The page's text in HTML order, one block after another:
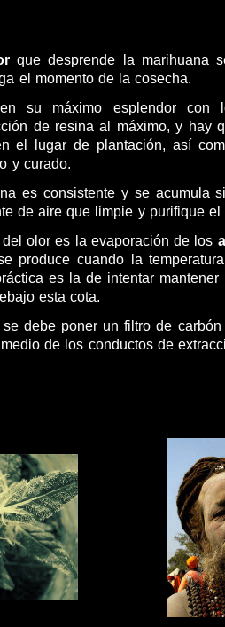
que desprende la marihuana
el momento de la cosecha.
su máximo esplendor con
de resina al máximo, y hay
el lugar de plantación, así
y curado.
es consistente y se acumula
de aire que limpie y purifique el
olor es la evaporación de los
produce cuando la
es la de intentar mantener
esta cota.
debe poner un filtro de
de los conductos de